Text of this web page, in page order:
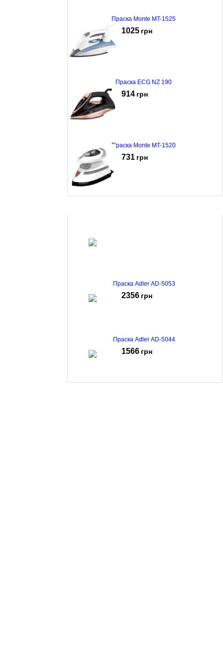
Праска Monte MT-1525
1025 грн
Праска ECG NZ 190
914 грн
Праска Monte MT-1520
731 грн
Праска Adler AD-5053
2356 грн
Праска Adler AD-5044
1566 грн